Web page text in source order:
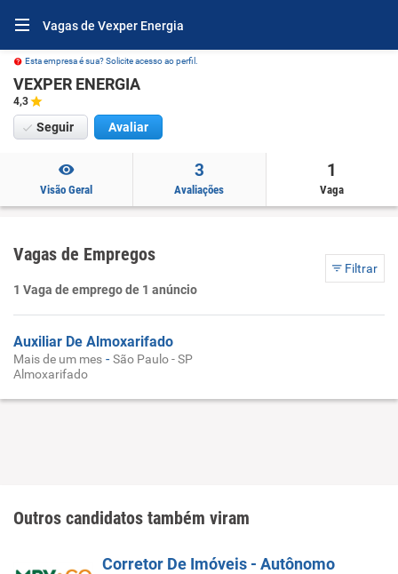
Vagas de Vexper Energia
Esta empresa é sua? Solicite acesso ao perfil.
VEXPER ENERGIA
4,3
Seguir Avaliar
Visão Geral
3
Avaliações
1
Vaga
Vagas de Empregos
Filtrar
1 Vaga de emprego de 1 anúncio
Auxiliar De Almoxarifado
Mais de um mes -São Paulo - SP
Almoxarifado
Outros candidatos também viram
Corretor De Imóveis - Autônomo